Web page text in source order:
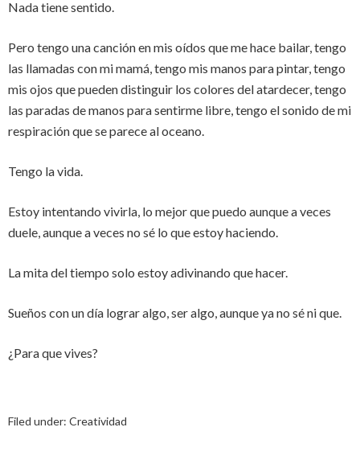
Nada tiene sentido.
Pero tengo una canción en mis oídos que me hace bailar, tengo
las llamadas con mi mamá, tengo mis manos para pintar, tengo
mis ojos que pueden distinguir los colores del atardecer, tengo
las paradas de manos para sentirme libre, tengo el sonido de mi
respiración que se parece al oceano.
Tengo la vida.
Estoy intentando vivirla, lo mejor que puedo aunque a veces
duele, aunque a veces no sé lo que estoy haciendo.
La mita del tiempo solo estoy adivinando que hacer.
Sueños con un día lograr algo, ser algo, aunque ya no sé ni que.
¿Para que vives?
Filed under: Creatividad